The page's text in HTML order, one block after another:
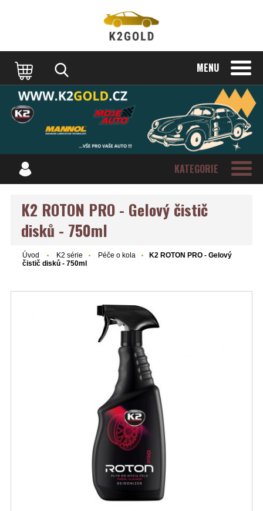
MENU
KATEGORIE
K2 ROTON PRO - Gelový čistič
disků - 750ml
Úvod K2 série Péče o kola
K2 ROTON PRO - Gelový
čistič disků - 750ml